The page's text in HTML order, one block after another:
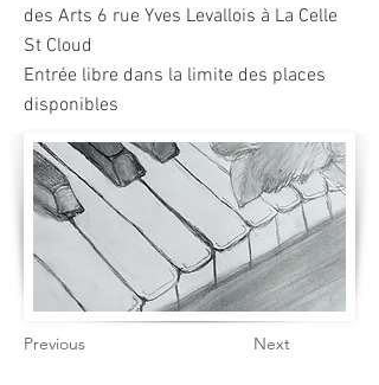
des Arts 6 rue Yves Levallois à La Celle
St Cloud
Entrée libre dans la limite des places
disponibles
Previous Next